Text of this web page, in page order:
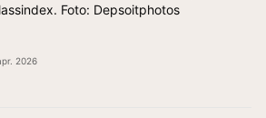
Foto: Depsoitphotos
2026